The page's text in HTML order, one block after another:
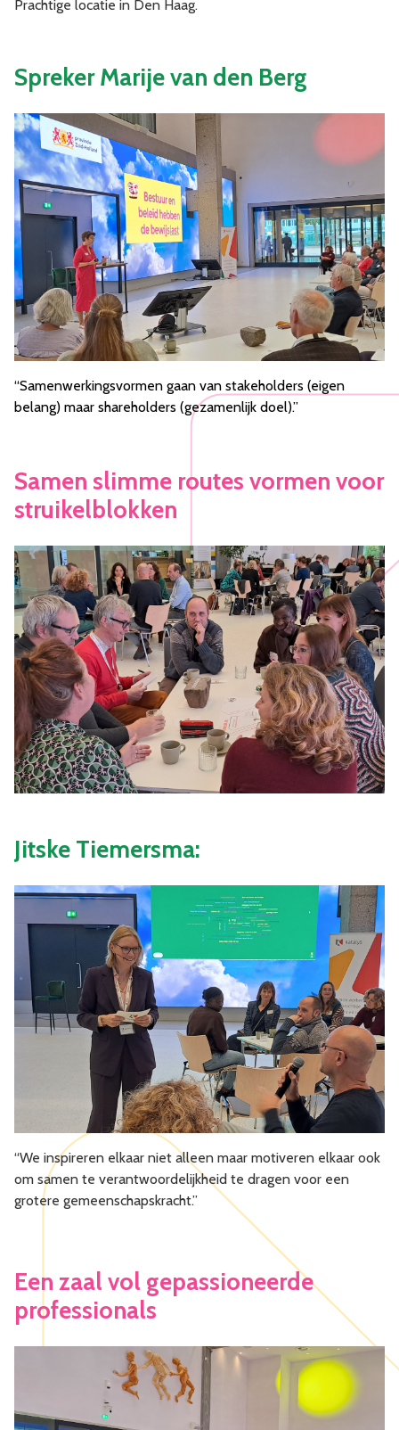
Prachtige locatie in Den Haag.
Spreker Marije van den Berg
“Samenwerkingsvormen gaan van stakeholders (eigen
belang) maar shareholders (gezamenlijk doel).”
Samen slimme routes vormen voor
struikelblokken
Jitske Tiemersma:
“We inspireren elkaar niet alleen maar motiveren elkaar ook
om samen te verantwoordelijkheid te dragen voor een
grotere gemeenschapskracht.”
Een zaal vol gepassioneerde
professionals